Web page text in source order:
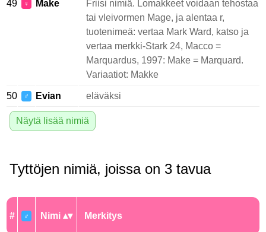
49 ♀ Make
Friisi nimiä. Lomakkeet voidaan tehostaa
tai vleivormen Mage, ja alentaa r,
tuotenimeä: vertaa Mark Ward, katso ja
vertaa merkki-Stark 24, Macco =
Marquardus, 1997: Make = Marquard.
Variaatiot: Makke
50 ♂ Evian eläväksi
Näytä lisää nimiä
Tyttöjen nimiä, joissa on 3 tavua
# ♂ Nimi Merkitys